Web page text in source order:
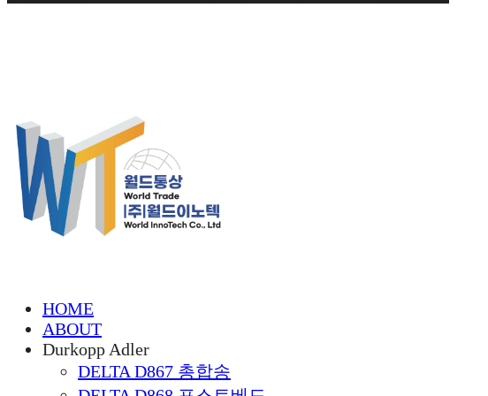
HOME
ABOUT
Durkopp Adler
DELTA D867 총합송